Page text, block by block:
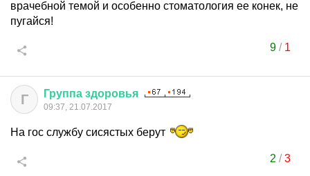
врачебной темой и особенно стоматология ее конек, не
пугайся!
9/ 1
Г Группа здоровья
09:37, 21.07.2017
На гос службу сисястых берут
2 /3